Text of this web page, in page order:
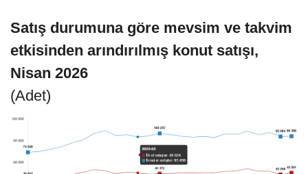
Satış durumuna göre mevsim ve takvim
etkisinden arındırılmış konut satışı,
Nisan 2026
(Adet)